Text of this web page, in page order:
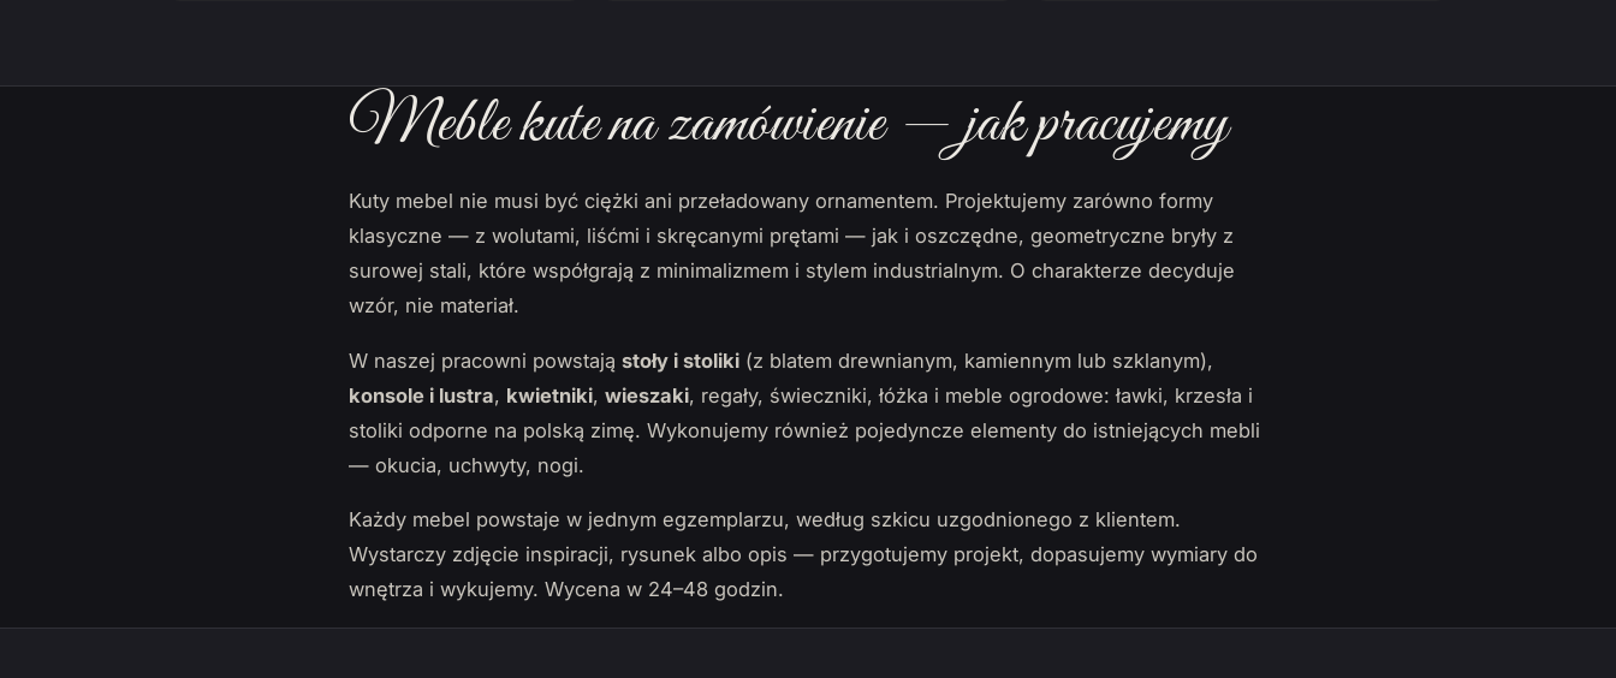
Meble kute na zamówienie — jak pracujemy
Kuty mebel nie musi być ciężki ani przeładowany ornamentem. Projektujemy zarówno formy
klasyczne — z wolutami, liśćmi i skręcanymi prętami — jak i oszczędne, geometryczne bryły z
surowej stali, które współgrają z minimalizmem i stylem industrialnym. O charakterze decyduje
wzór, nie materiał.
W naszej pracowni powstają stoły i stoliki (z blatem drewnianym, kamiennym lub szklanym),
konsole i lustra, kwietniki, wieszaki, regały, świeczniki, łóżka i meble ogrodowe: ławki, krzesła i
stoliki odporne na polską zimę. Wykonujemy również pojedyncze elementy do istniejących mebli
— okucia, uchwyty, nogi.
Każdy mebel powstaje w jednym egzemplarzu, według szkicu uzgodnionego z klientem.
Wystarczy zdjęcie inspiracji, rysunek albo opis — przygotujemy projekt, dopasujemy wymiary do
wnętrza i wykujemy. Wycena w 24–48 godzin.